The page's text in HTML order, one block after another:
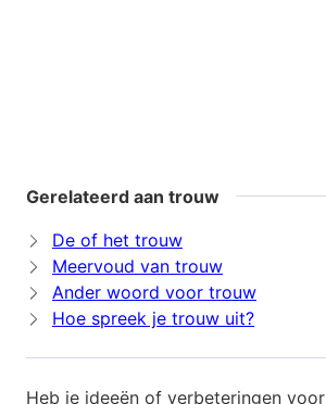
Gerelateerd aan trouw
De of het trouw
Meervoud van trouw
Ander woord voor trouw
Hoe spreek je trouw uit?
Heb je ideeën of verbeteringen voor